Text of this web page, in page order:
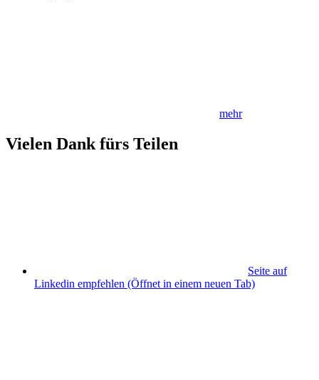
mehr
Vielen Dank fürs Teilen
Seite auf
Linkedin empfehlen (Öffnet in einem neuen Tab)